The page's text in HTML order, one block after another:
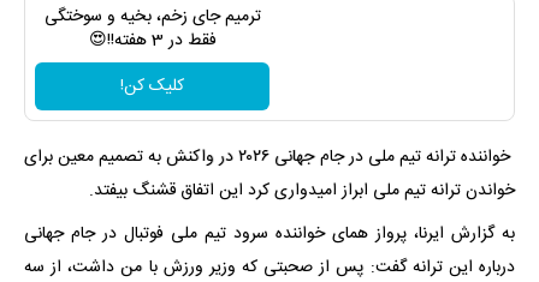
ترمیم جای زخم، بخیه و سوختگی
فقط در 3 هفته!!😍
کلیک کن!
خواننده ترانه تیم ملی در جام جهانی ۲۰۲۶ در واکنش به تصمیم معین برای
خواندن ترانه تیم ملی ابراز امیدواری کرد این اتفاق قشنگ بیفتد.
به گزارش ایرنا، پرواز همای خواننده سرود تیم ملی فوتبال در جام جهانی
درباره این ترانه گفت: پس از صحبتی که وزیر ورزش با من داشت، از سه